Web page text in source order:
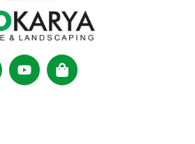
YoutubeShopping-
bag